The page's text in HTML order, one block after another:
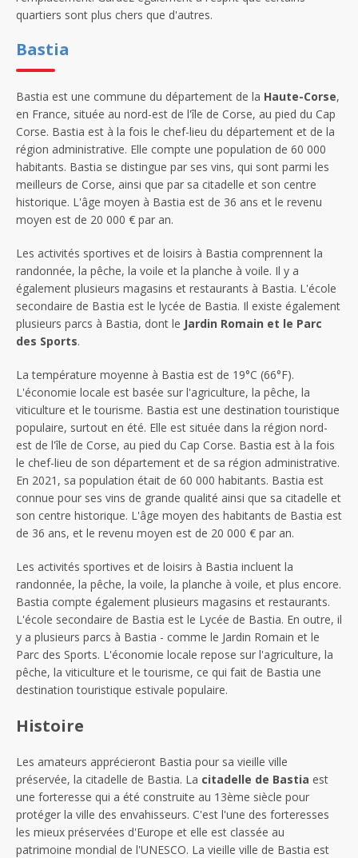
quartiers sont plus chers que d'autres.
Bastia
Bastia est une commune du département de la Haute-Corse,
en France, située au nord-est de l'île de Corse, au pied du Cap
Corse. Bastia est à la fois le chef-lieu du département et de la
région administrative. Elle compte une population de 60 000
habitants. Bastia se distingue par ses vins, qui sont parmi les
meilleurs de Corse, ainsi que par sa citadelle et son centre
historique. L'âge moyen à Bastia est de 36 ans et le revenu
moyen est de 20 000 € par an.
Les activités sportives et de loisirs à Bastia comprennent la
randonnée, la pêche, la voile et la planche à voile. Il y a
également plusieurs magasins et restaurants à Bastia. L'école
secondaire de Bastia est le lycée de Bastia. Il existe également
plusieurs parcs à Bastia, dont le Jardin Romain et le Parc
des Sports.
La température moyenne à Bastia est de 19°C (66°F).
L'économie locale est basée sur l'agriculture, la pêche, la
viticulture et le tourisme. Bastia est une destination touristique
populaire, surtout en été. Elle est située dans la région nord-
est de l'île de Corse, au pied du Cap Corse. Bastia est à la fois
le chef-lieu de son département et de sa région administrative.
En 2021, sa population était de 60 000 habitants. Bastia est
connue pour ses vins de grande qualité ainsi que sa citadelle et
son centre historique. L'âge moyen des habitants de Bastia est
de 36 ans, et le revenu moyen est de 20 000 € par an.
Les activités sportives et de loisirs à Bastia incluent la
randonnée, la pêche, la voile, la planche à voile, et plus encore.
Bastia compte également plusieurs magasins et restaurants.
L'école secondaire de Bastia est le Lycée de Bastia. En outre, il
y a plusieurs parcs à Bastia - comme le Jardin Romain et le
Parc des Sports. L'économie locale repose sur l'agriculture, la
pêche, la viticulture et le tourisme, ce qui fait de Bastia une
destination touristique estivale populaire.
Histoire
Les amateurs apprécieront Bastia pour sa vieille ville
préservée, la citadelle de Bastia. La citadelle de Bastia est
une forteresse qui a été construite au 13ème siècle pour
protéger la ville des envahisseurs. C'est l'une des forteresses
les mieux préservées d'Europe et elle est classée au
patrimoine mondial de l'UNESCO. La vieille ville de Bastia est